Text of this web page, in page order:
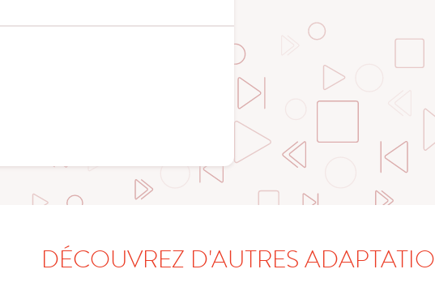
DÉCOUVREZ D'AUTRES